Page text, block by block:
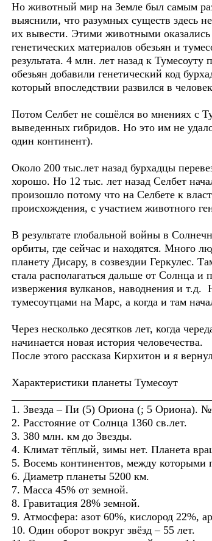
Но животный мир на Земле был самым
выяснили, что разумных существ здесь
их вывести. Этими животными
генетических материалов обезьян и
результата. 4 млн. лет назад к
обезьян добавили генетический код
который впоследствии развился в
Потом Селбет не сошёлся во мнениях с
выведенных гибридов. Но это им не
один континент).
Около 200 тыс.лет назад бурхадцы
хорошо. Но 12 тыс. лет назад Селбет
произошло потому что на Селбете к
происхождения, с участием животного
В результате глобальной войны в
орбиты, где сейчас и находятся. Много
планету Дисару, в созвездии Геркулес.
стала располагаться дальше от Солнца
извержения вулканов, наводнения и
тумесоутцами на Марс, а когда и там
Через несколько десятков лет, когда
начинается новая история человечества.
После этого рассказа Кирхитон и я
Характеристики планеты Тумесоут
1. Звезда – Пи (5) Ориона (; 5 Ориона).
2. Расстояние от Солнца 1360 св.лет.
3. 380 млн. км до Звезды.
4. Климат тёплый, зимы нет. Планета
5. Восемь континентов, между которыми
6. Диаметр планеты 5200 км.
7. Масса 45% от земной.
8. Гравитация 28% земной.
9. Атмосфера: азот 60%, кислород 22%,
10. Один оборот вокруг звёзд – 55 лет.